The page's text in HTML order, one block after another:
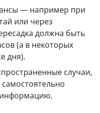
— например при
или через
должна быть
(а в некоторых
дня).
случаи,
информацию.